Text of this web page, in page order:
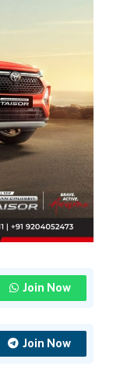
Join Now
Join Now